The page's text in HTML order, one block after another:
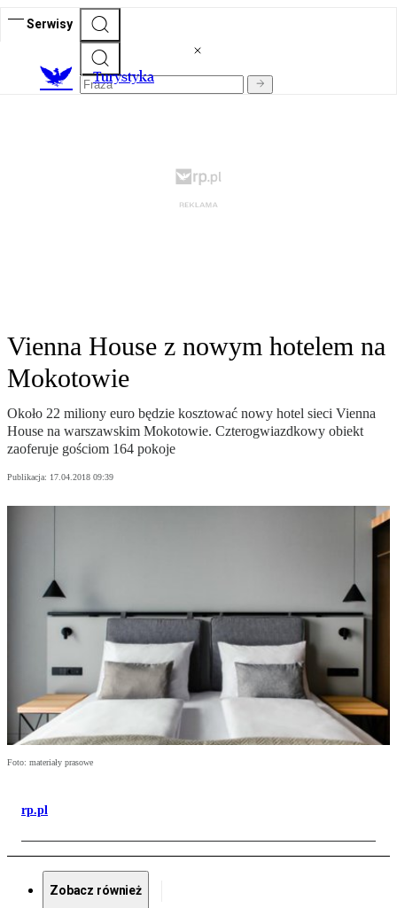
Serwisy
Turystyka
Vienna House z nowym hotelem na
Mokotowie
Około 22 miliony euro będzie kosztować nowy hotel sieci Vienna
House na warszawskim Mokotowie. Czterogwiazdkowy obiekt
zaoferuje gościom 164 pokoje
Publikacja: 17.04.2018 09:39
Foto: materiały prasowe
rp.pl
Zobacz również